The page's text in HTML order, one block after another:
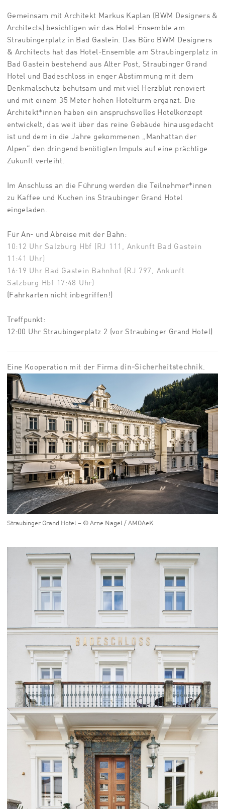
Gemeinsam mit Architekt Markus Kaplan (BWM Designers &
Architects) besichtigen wir das Hotel-Ensemble am
Straubingerplatz in Bad Gastein.
Das Büro BWM
Designers
& Architects hat das Hotel-Ensemble am Straubingerplatz in
Bad Gastein bestehend aus Alter Post, Straubinger Grand
Hotel und Badeschloss in enger Abstimmung mit dem
Denkmalschutz behutsam und mit viel Herzblut renoviert
und mit einem 35 Meter hohen Hotelturm ergänzt. Die
Architekt*innen haben ein anspruchsvolles Hotelkonzept
entwickelt, das weit über das reine Gebäude hinausgedacht
ist und dem in die Jahre gekommenen „Manhattan der
Alpen“ den dringend benötigten Impuls auf eine prächtige
Zukunft verleiht.
Im Anschluss an die Führung werden die Teilnehmer*innen
zu Kaffee und Kuchen ins Straubinger Grand Hotel
eingeladen.
Für An- und Abreise mit der Bahn:
10:12 Uhr Salzburg Hbf (RJ 111, Ankunft Bad Gastein
11:41 Uhr)
16:19 Uhr Bad Gastein Bahnhof (RJ 797, Ankunft
Salzburg Hbf 17:48 Uhr)
(Fahrkarten nicht inbegriffen!)
Treffpunkt:
12:00 Uhr Straubingerplatz 2 (vor Straubinger Grand Hotel)
Eine Kooperation mit der Firma din-Sicherheitstechnik
Straubinger Grand Hotel – © Arne Nagel / AMOAeK